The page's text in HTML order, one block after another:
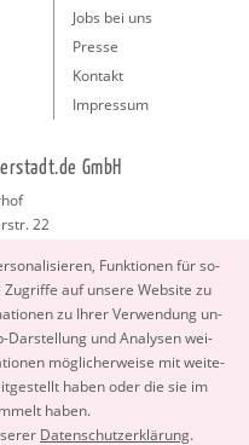
Funk­tio­nen für so­
auf un­se­re Web­site zu
zu Ihrer Ver­wen­dung un­
Dar­stel­lung und Ana­ly­sen wei­
mög­li­cher­wei­se mit wei­te­
haben oder die sie im
haben.
Da­ten­schut­z­er­klä­rung.
Jobs bei uns
Presse
Kontakt
Impressum
GmbH
22
GmbH.